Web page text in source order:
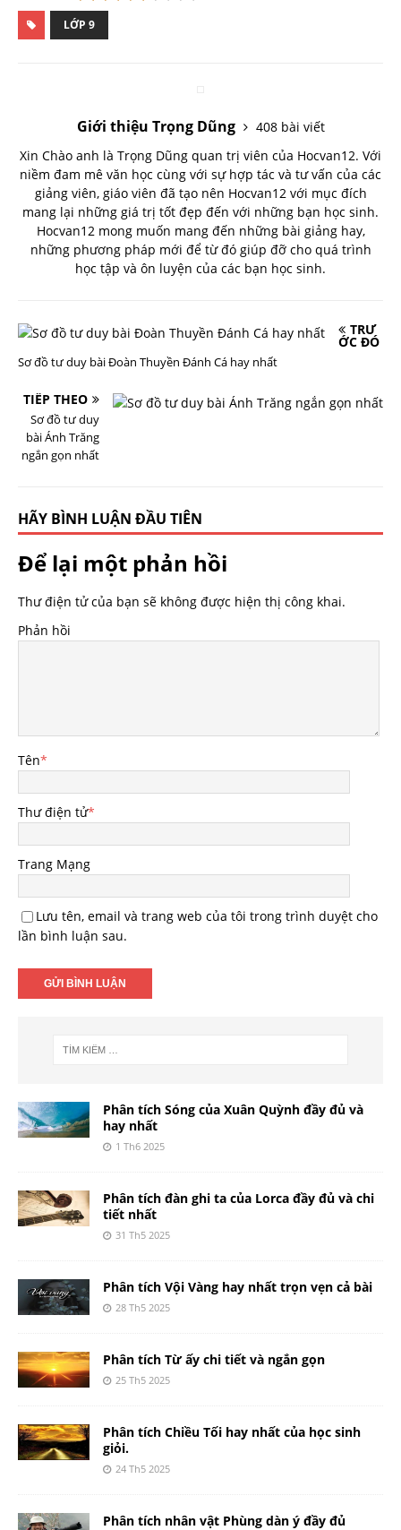
LỚP 9
Giới thiệu Trọng Dũng
408 bài viết
Xin Chào anh là Trọng Dũng quan trị viên của Hocvan12. Với
niềm đam mê văn học cùng với sự hợp tác và tư vấn của các
giảng viên, giáo viên đã tạo nên Hocvan12 với mục đích
mang lại những giá trị tốt đẹp đến với những bạn học sinh.
Hocvan12 mong muốn mang đến những bài giảng hay,
những phương pháp mới để từ đó giúp đỡ cho quá trình
học tập và ôn luyện của các bạn học sinh.
TRƯ
ỚC ĐÓ
Sơ đồ tư duy bài Đoàn Thuyền Đánh Cá hay nhất
TIẾP THEO
Sơ đồ tư duy
bài Ánh Trăng
ngắn gọn nhất
HÃY BÌNH LUẬN ĐẦU TIÊN
Để lại một phản hồi
Thư điện tử của bạn sẽ không được hiện thị công khai.
Phản hồi
Tên*
Thư điện tử*
Trang Mạng
Lưu tên, email và trang web của tôi trong trình duyệt cho
lần bình luận sau.
Phân tích Sóng của Xuân Quỳnh đầy đủ và
hay nhất
1 Th6 2025
Phân tích đàn ghi ta của Lorca đầy đủ và chi
tiết nhất
31 Th5 2025
Phân tích Vội Vàng hay nhất trọn vẹn cả bài
28 Th5 2025
Phân tích Từ ấy chi tiết và ngắn gọn
25 Th5 2025
Phân tích Chiều Tối hay nhất của học sinh
giỏi.
24 Th5 2025
Phân tích nhân vật Phùng dàn ý đầy đủ